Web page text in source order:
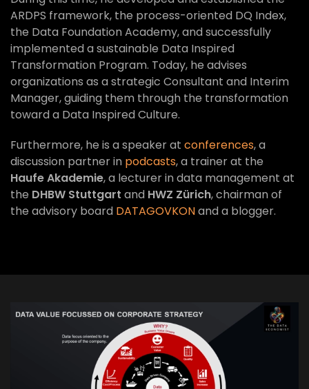
ARDPS framework, the process-oriented DQ Index,
the Data Foundation Academy, and successfully
implemented a sustainable Data Inspired
Transformation Program. Today, he advises
organizations as a strategic Consultant and Interim
Manager, guiding them through the transformation
toward a Data Inspired Culture.
Furthermore, he is a speaker at conferences, a
discussion partner in podcasts, a trainer at the
Haufe Akademie, a lecturer in data management at
the DHBW Stuttgart and HWZ Zürich, chairman of
the advisory board DATAGOVKONand a blogger.